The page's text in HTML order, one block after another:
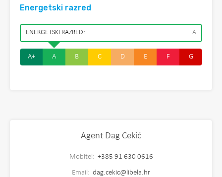
Energetski razred
ENERGETSKI RAZRED: A
A+ A B C D E F G
Agent Dag Cekić
Mobitel: +385 91 630 0616
Email: dag.cekic@libela.hr